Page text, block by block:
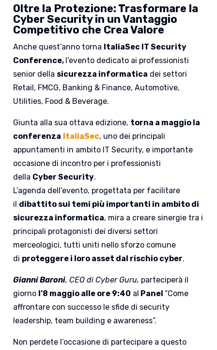
Oltre la Protezione: Trasformare la
Cyber Security in un Vantaggio
Competitivo che Crea Valore
Anche quest’anno torna ItaliaSec IT Security
Conference, l’evento dedicato ai professionisti
senior della sicurezza informatica dei settori
Retail, FMCG, Banking & Finance, Automotive,
Utilities, Food & Beverage.
Giunta alla sua ottava edizione, torna a maggio la
conferenza ItaliaSec, uno dei principali
appuntamenti in ambito IT Security, e importante
occasione di incontro per i professionisti
della Cyber Security.
L’agenda dell’evento, progettata per facilitare
il dibattito sui temi più importanti in ambito di
sicurezza informatica, mira a creare sinergie tra i
principali protagonisti dei diversi settori
merceologici, tutti uniti nello sforzo comune
di proteggere i loro asset dal rischio cyber.
Gianni Baroni, CEO di Cyber Guru, parteciperà il
giorno l’8 maggio alle ore 9:40 al Panel“Come
affrontare con successo le sfide di security
leadership, team building e awareness”.
Non perdete l’occasione di partecipare a questo